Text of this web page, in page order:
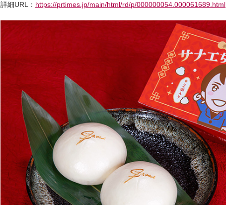
詳細URL： https://prtimes.jp/main/html/rd/p/000000054.000061689.html